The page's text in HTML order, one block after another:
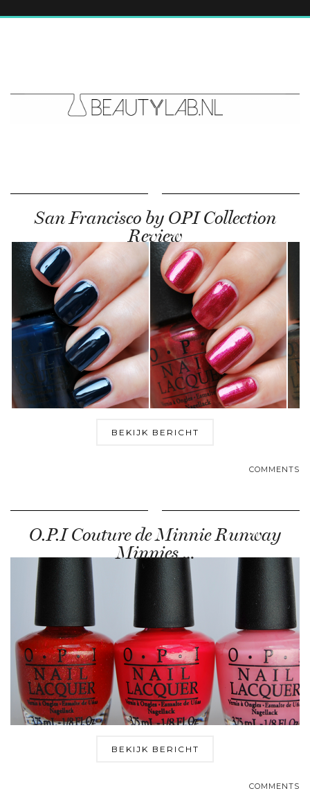
San Francisco by OPI Collection
Review
BEKIJK BERICHT
COMMENTS
O.P.I Couture de Minnie Runway
Minnies …
BEKIJK BERICHT
COMMENTS